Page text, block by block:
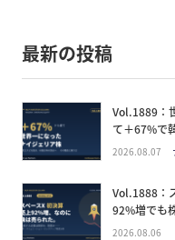
最新の投稿
Vol.1889：
て＋67%で
方
2026.08.07
Vol.1888：
92%増でも
の買い方。
2026.08.06